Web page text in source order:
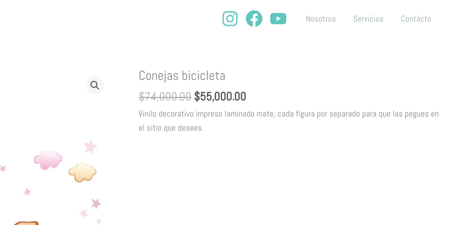
Nosotros Servicios Contácto
Conejas bicicleta
$74,000.00
Original
price
was:
$74,000.00.
$55,000.00is:
$55,000.00.
Vinilo decorativo impreso laminado mate, cada figura por separado para que las pegues en
el sitio que desees.